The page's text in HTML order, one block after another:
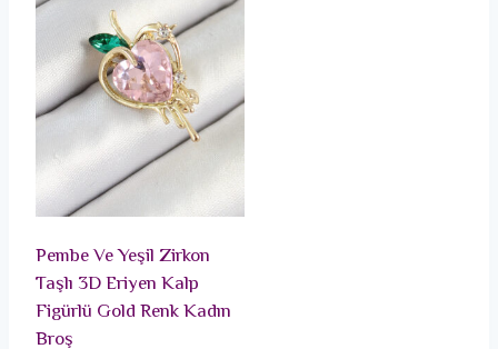
Pembe Ve Yeşil Zirkon
Taşlı 3D Eriyen Kalp
Figürlü Gold Renk Kadın
Broş